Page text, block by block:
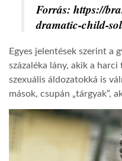
Forrás: https://
dramatic-child-
Egyes jelentések szerint a
százaléka lány, akik a
szexuális áldozatokká is
mások, csupán „tárgyak”,